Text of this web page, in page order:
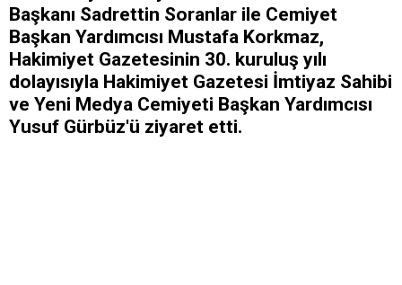
Başkanı Sadrettin Soranlar ile Cemiyet
Başkan Yardımcısı Mustafa Korkmaz,
Hakimiyet Gazetesinin 30. kuruluş yılı
dolayısıyla Hakimiyet Gazetesi İmtiyaz Sahibi
ve Yeni Medya Cemiyeti Başkan Yardımcısı
Yusuf Gürbüz'ü ziyaret etti.